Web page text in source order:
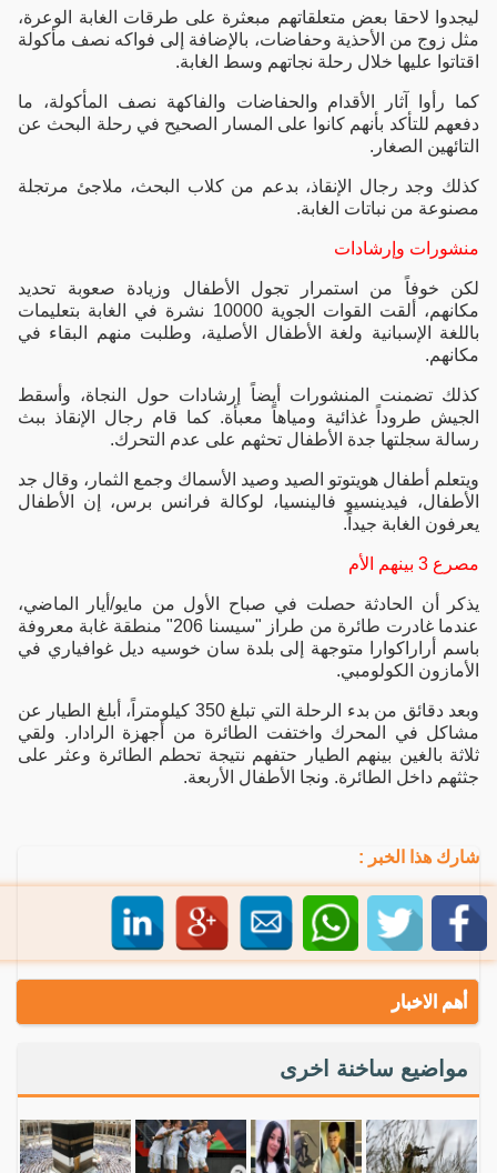
ليجدوا لاحقا بعض متعلقاتهم مبعثرة على طرقات الغابة الوعرة،
مثل زوج من الأحذية وحفاضات، بالإضافة إلى فواكه نصف مأكولة
اقتاتوا عليها خلال رحلة نجاتهم وسط الغابة.
كما رأوا آثار الأقدام والحفاضات والفاكهة نصف المأكولة، ما
دفعهم للتأكد بأنهم كانوا على المسار الصحيح في رحلة البحث عن
التائهين الصغار.
كذلك وجد رجال الإنقاذ، بدعم من كلاب البحث، ملاجئ مرتجلة
مصنوعة من نباتات الغابة.
منشورات وإرشادات
لكن خوفاً من استمرار تجول الأطفال وزيادة صعوبة تحديد
مكانهم، ألقت القوات الجوية 10000 نشرة في الغابة بتعليمات
باللغة الإسبانية ولغة الأطفال الأصلية، وطلبت منهم البقاء في
مكانهم.
كذلك تضمنت المنشورات أيضاً إرشادات حول النجاة، وأسقط
الجيش طروداً غذائية ومياهاً معبأة. كما قام رجال الإنقاذ ببث
رسالة سجلتها جدة الأطفال تحثهم على عدم التحرك.
ويتعلم أطفال هويتوتو الصيد وصيد الأسماك وجمع الثمار، وقال جد
الأطفال، فيدينسيو فالينسيا، لوكالة فرانس برس، إن الأطفال
يعرفون الغابة جيداً.
مصرع 3 بينهم الأم
يذكر أن الحادثة حصلت في صباح الأول من مايو/أيار الماضي،
عندما غادرت طائرة من طراز "سيسنا 206" منطقة غابة معروفة
باسم أراراكوارا متوجهة إلى بلدة سان خوسيه ديل غوافياري في
الأمازون الكولومبي.
وبعد دقائق من بدء الرحلة التي تبلغ 350 كيلومتراً، أبلغ الطيار عن
مشاكل في المحرك واختفت الطائرة من أجهزة الرادار. ولقي
ثلاثة بالغين بينهم الطيار حتفهم نتيجة تحطم الطائرة وعثر على
جثثهم داخل الطائرة. ونجا الأطفال الأربعة.
شارك هذا الخبر :
أهم الاخبار
مواضيع ساخنة اخرى